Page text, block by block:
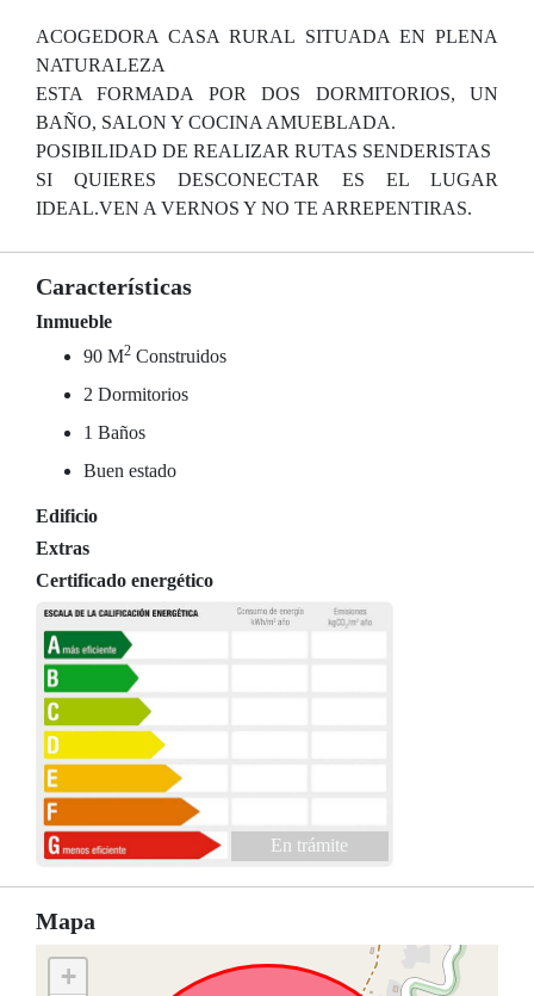
ACOGEDORA CASA RURAL SITUADA EN PLENA
NATURALEZA
ESTA FORMADA POR DOS DORMITORIOS, UN
BAÑO, SALON Y COCINA AMUEBLADA.
POSIBILIDAD DE REALIZAR RUTAS SENDERISTAS
SI QUIERES DESCONECTAR ES EL LUGAR
IDEAL.VEN A VERNOS Y NO TE ARREPENTIRAS.
Características
Inmueble
90 M2 Construidos
2 Dormitorios
1 Baños
Buen estado
Edificio
Extras
Certificado energético
En trámite
Mapa
+